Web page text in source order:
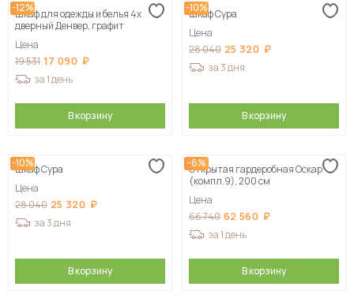
-12%
Шкаф для одежды и белья 4х
дверный Денвер, графит
Цена
19 531 17 090
за 1 день
В корзину
-10%
Шкаф Сура
Цена
28 040 25 320
за 3 дня
В корзину
-10%
Шкаф Сура
Цена
28 040 25 320
за 3 дня
В корзину
-6%
Открытая гардеробная Оскар
(компл.9), 200 см
Цена
66 740 62 560
за 1 день
В корзину